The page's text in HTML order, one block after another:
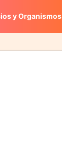
y Organismos